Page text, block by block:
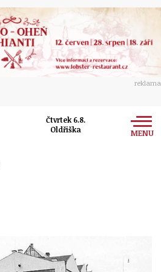
reklama
Čtvrtek 6.8.
Oldřiška
MENU